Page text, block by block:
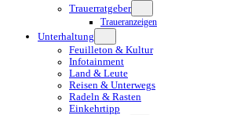
Trauerratgeber
Traueranzeigen
Unterhaltung
Feuilleton & Kultur
Infotainment
Land & Leute
Reisen & Unterwegs
Radeln & Rasten
Einkehrtipp